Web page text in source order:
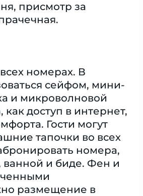
присмотр за
номерах. В
сейфом, мини-
и микроволновой
доступ в интернет,
Гости могут
тапочки во всех
номера,
и биде. Фен и
размещение в